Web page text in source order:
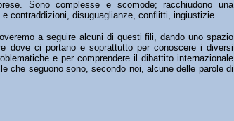
Sono complesse e scomode; racchiudono una
contraddizioni, disuguaglianze, conflitti, ingiustizie.
a seguire alcuni di questi fili, dando uno spazio
dove ci portano e soprattutto per conoscere i diversi
e per comprendere il dibattito internazionale
che seguono sono, secondo noi, alcune delle parole di